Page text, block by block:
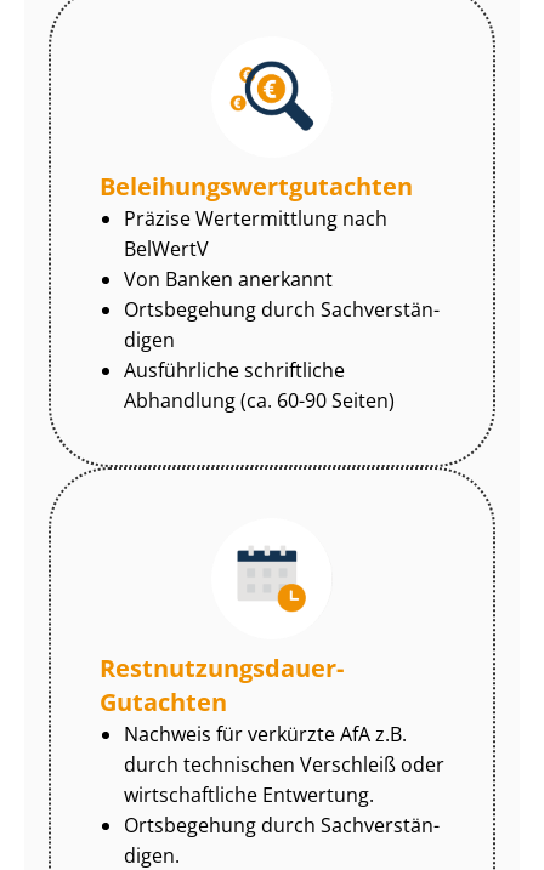
Be­lei­hungs­wert­gut­ach­ten
Präzise Wertermittlung nach
BelWertV
Von Banken anerkannt
Ortsbegehung durch Sach­ver­stän­
di­gen
Ausführliche schriftliche
Abhandlung (ca. 60-90 Seiten)
Rest­nut­zungs­dau­er-
Gutachten
Nachweis für verkürzte AfA z.B.
durch technischen Verschleiß oder
wirtschaftliche Entwertung.
Ortsbegehung durch Sach­ver­stän­
di­gen.